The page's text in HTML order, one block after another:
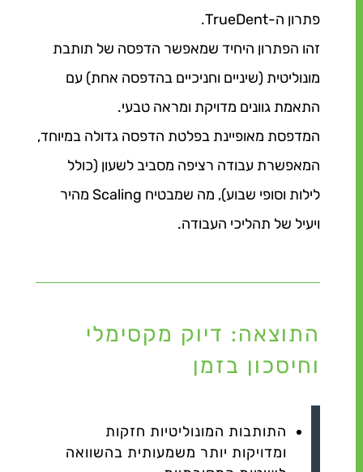
פתרון ה-TrueDent.
זהו הפתרון היחיד שמאפשר הדפסה של תותבת
מונוליטית (שיניים וחניכיים בהדפסה אחת) עם
התאמת גוונים מדויקת ומראה טבעי.
המדפסת מאופיינת בפלטת הדפסה גדולה במיוחד,
המאפשרת עבודה רציפה מסביב לשעון (כולל
לילות וסופי שבוע), מה שמבטיח Scaling מהיר
ויעיל של תהליכי העבודה.
התוצאה: דיוק מקסימלי
וחיסכון בזמן
התותבות המונוליטיות חזקות
ומדויקות יותר משמעותית בהשוואה